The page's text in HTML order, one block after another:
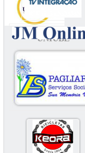
UNIUBE